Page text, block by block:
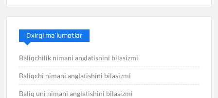
Oxirgi ma’lumotlar
Baliqchilik nimani anglatishini bilasizmi
Baliqchi nimani anglatishini bilasizmi
Baliq uni nimani anglatishini bilasizmi